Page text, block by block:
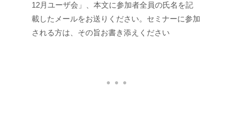
12月ユーザ会」、本文に参加者全員の氏名を記
載したメールをお送りください。セミナーに参加
される方は、その旨お書き添えください